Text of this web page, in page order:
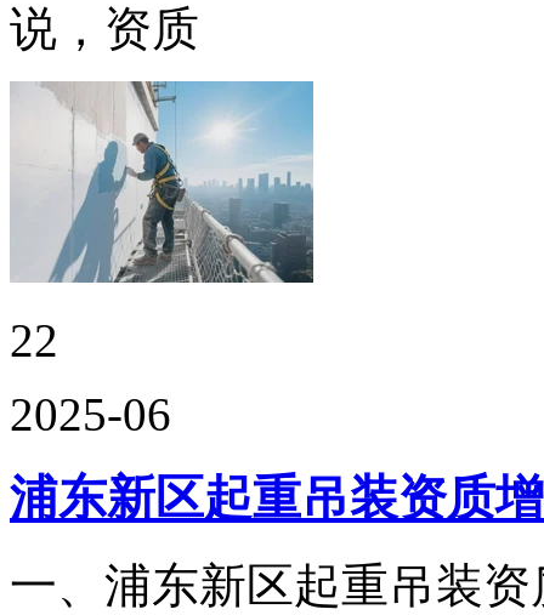
说，资质
22
2025-06
浦东新区起重吊装资质
一、浦东新区起重吊装